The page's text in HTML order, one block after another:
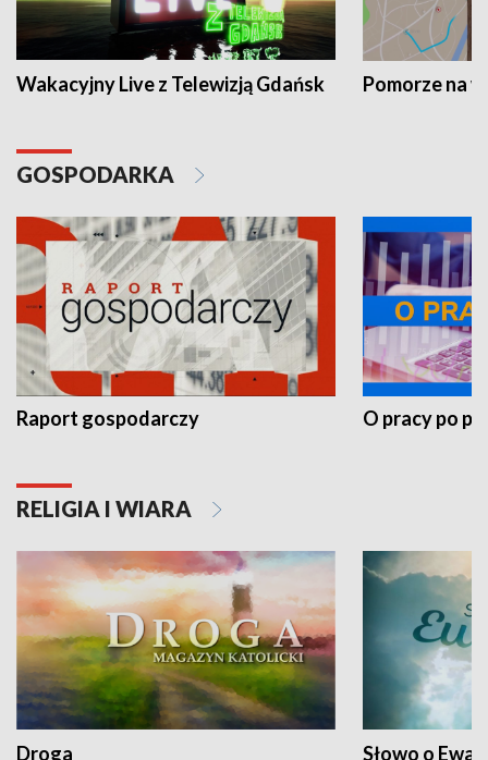
Wakacyjny Live z Telewizją Gdańsk Pomorze na
GOSPODARKA
Raport gospodarczy O pracy po
RELIGIA I WIARA
Droga Słowo o